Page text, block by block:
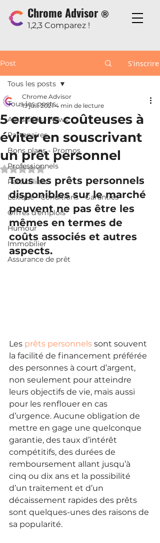
Chrome Advisor ®
1,2,3 Comparez !
Post S'inscrire
Tous les posts
Actualités - News
Partenaires
Bons plans - Promos
Professionnels
Particuliers
Lexique - Conditions - Garanties
Offres d'emplois
Humour
Immobilier
Assurance de prêt
Tous les posts
5 erreurs coûteuses à
éviter en souscrivant
un prêt personnel
Chrome Advisor
19 juil. 2021 4 min de lecture
Noté NaN étoiles sur 5.
Tous les prêts personnels
disponibles sur le marché
peuvent ne pas être les
mêmes en termes de
coûts associés et autres
aspects.
Les prêts personnels sont souvent
la facilité de financement préférée
des personnes à court d’argent,
non seulement pour atteindre
leurs objectifs de vie, mais aussi
pour les renflouer en cas
d’urgence. Aucune obligation de
mettre en gage une quelconque
garantie, des taux d’intérêt
compétitifs, des durées de
remboursement allant jusqu’à
cinq ou dix ans et la possibilité
d’un traitement et d’un
décaissement rapides des prêts
sont quelques-unes des raisons de
sa popularité.